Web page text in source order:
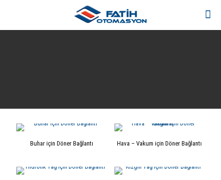
Buhar için Döner Bağlantı Hava – Vakum için Döner Bağlantı